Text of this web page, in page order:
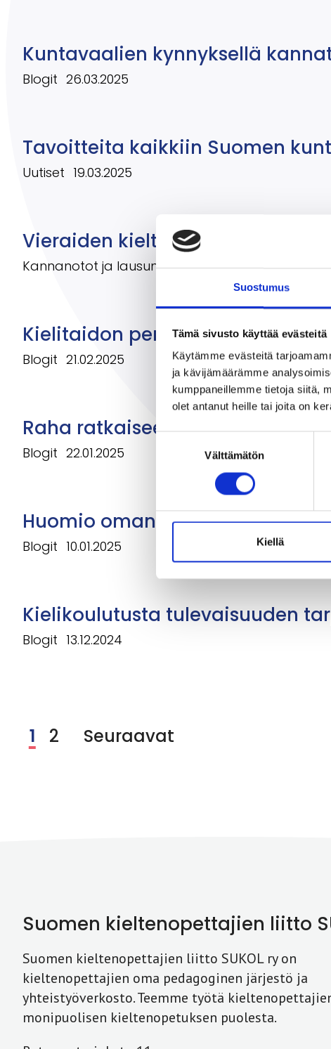
Suostumus
Tämä sivusto käyttää evästeitä
Käytämme evästeitä
ja kävijämäärämme
kumppaneillemme tietoja siitä,
olet antanut heille tai joita on
Välttämätön
Kiellä
Kuntavaalien kynnyksellä
Blogit 26.03.2025
Tavoitteita kaikkiin Suomen
Uutiset 19.03.2025
Vieraiden kielten opiskelun ja
Kannanotot ja lausunnot 25.02.2025
Kielitaidon perusta rakennetaan
Blogit 21.02.2025
Raha ratkaisee – pedagoginen
Blogit 22.01.2025
Huomio oman äidinkielen
Blogit 10.01.2025
Kielikoulutusta tulevaisuuden
Blogit 13.12.2024
1 2 Seuraavat
Suomen kieltenopettajien liitto
Suomen kieltenopettajien liitto SUKOL ry on
kieltenopettajien oma pedagoginen järjestö ja
yhteistyöverkosto. Teemme työtä
monipuolisen kieltenopetuksen puolesta.